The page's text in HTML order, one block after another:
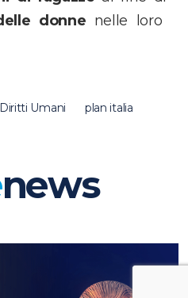
donne nelle loro
Umani plan italia
news